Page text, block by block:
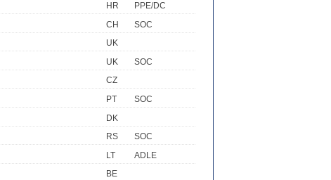
HR
PPE/DC
CH
SOC
UK
UK
SOC
CZ
PT
SOC
DK
RS
SOC
LT
ADLE
BE